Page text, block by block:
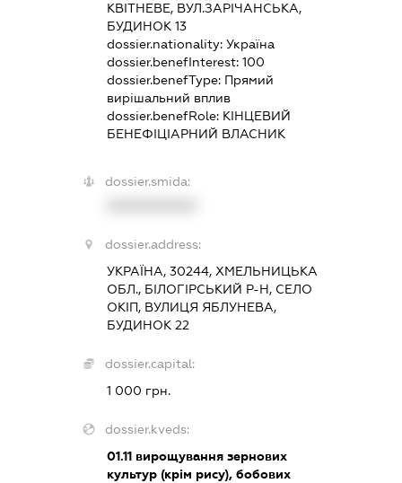
КВІТНЕВЕ, ВУЛ.ЗАРІЧАНСЬКА,
БУДИНОК 13
dossier.nationality:Україна
dossier.benefInterest:100
dossier.benefType: Прямий
вирішальний вплив
dossier.benefRole: КІНЦЕВИЙ
БЕНЕФІЦІАРНИЙ ВЛАСНИК
dossier.smida:
dossier.address:
УКРАЇНА, 30244, ХМЕЛЬНИЦЬКА
ОБЛ., БІЛОГІРСЬКИЙ Р-Н, СЕЛО
ОКІП, ВУЛИЦЯ ЯБЛУНЕВА,
БУДИНОК 22
dossier.capital:
1 000 грн.
dossier.kveds:
01.11 вирощування зернових
культур (крім рису), бобових